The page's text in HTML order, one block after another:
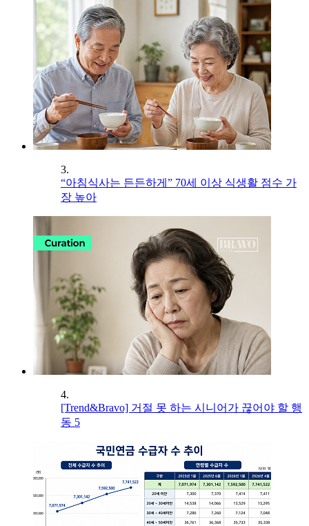
3.
“아침식사는 든든하게” 70세 이상 식생활 점수 가
장 높아
4.
[Trend&Bravo] 거절 못 하는 시니어가 끊어야 할 행
동 5